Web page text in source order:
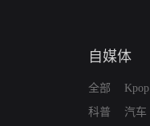
自媒体
全部
科普
Kpop
汽车